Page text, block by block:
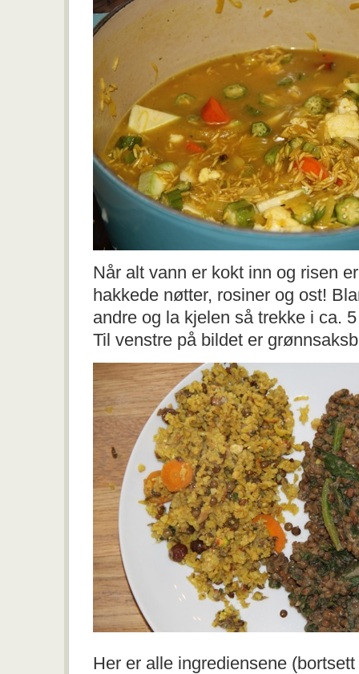
Når alt vann er kokt inn og risen
hakkede nøtter, rosiner og ost!
andre og la kjelen så trekke i ca.
Til venstre på bildet er
Her er alle ingrediensene (bortsett